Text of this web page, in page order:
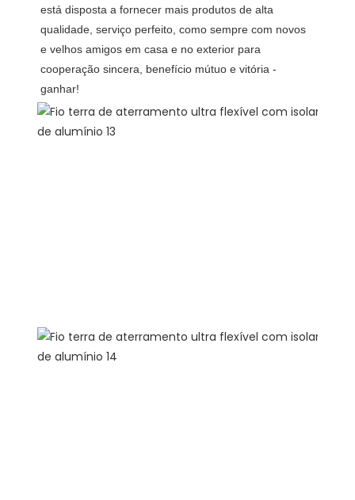
está disposta a fornecer mais produtos de alta
qualidade, serviço perfeito, como sempre com novos
e velhos amigos em casa e no exterior para
cooperação sincera, benefício mútuo e vitória -